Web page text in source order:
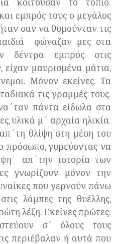
κοιτούσαν το τοπίο.
εμπρός τους ο μεγάλος
σαν να θυμούνταν τις
φώναζαν μες στα
δέντρα εμπρός στις
μαυρισμένα μάτια,
Μόνον εκείνες. Τα
τις γραμμές τους.
πάντα είδωλα στα
υλικά μ΄ αρχαία ηλικία.
θλίψη στη μέση του
πρόσωπο, γυρεύοντας να
απ΄την ιστορία των
γνωρίζουν μόνον την
που γερνούν πάνω
λάμπες της θυέλλης,
λέξη. Εκείνες πρώτες.
σ΄ όλους τους
περιέβαλαν ή αυτά που